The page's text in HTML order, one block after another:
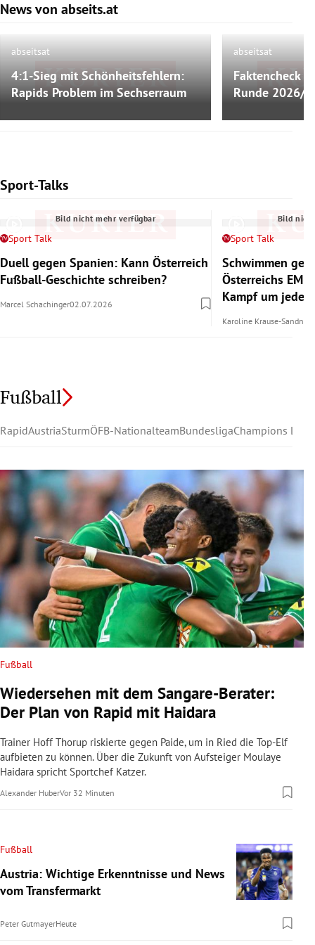
News von abseits.at
Slide 1 von 9
Bild nicht mehr verfügbar
abseitsat
4:1-Sieg mit Schönheitsfehlern:
Rapids Problem im Sechserraum
Bild
abseitsat
Faktencheck
Runde 2026/
Sport-Talks
Slide 1 von 6
Bild nicht mehr verfügbar
Sport Talk
Duell gegen Spanien: Kann Österreich
Fußball-Geschichte schreiben?
Marcel Schachinger02.07.2026
Bild
Sport Talk
Schwimmen
Österreichs
Kampf um jedes
Karoline Krause-Sandner
Fußball
RapidAustriaSturmÖFB-NationalteamBundesligaChampions
Fußball
Wiedersehen mit dem Sangare-Berater:
Der Plan von Rapid mit Haidara
Trainer Hoff Thorup riskierte gegen Paide, um in Ried die Top-Elf
aufbieten zu können. Über die Zukunft von Aufsteiger Moulaye
Haidara spricht Sportchef Katzer.
Alexander HuberVor 32 Minuten
Fußball
Austria: Wichtige Erkenntnisse und News
vom Transfermarkt
Peter GutmayerHeute